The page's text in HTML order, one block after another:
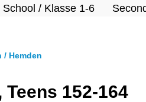
School / Klasse 1-6
/ Hemden
152-164